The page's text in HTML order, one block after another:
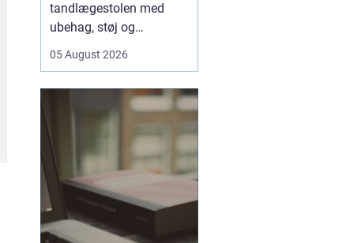
tandlægestolen med
ubehag, støj og
regelmæssige besøg
sundhed og livskvalitet.
du søger tandlæge
Vesterbro
, handler det
derfor ikke kun om...
05 August 2026